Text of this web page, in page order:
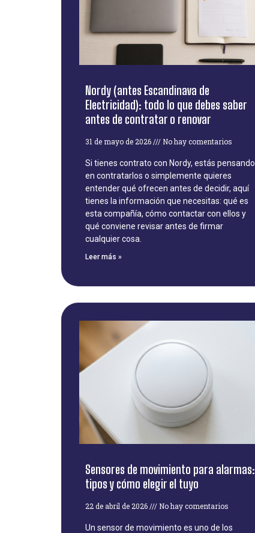
Nordy (antes Escandinava de
Electricidad): todo lo que debes saber
antes de contratar o renovar
31 de mayo de 2026 No hay comentarios
Si tienes contrato con Nordy, estás pensando
en contratarlos o simplemente quieres
entender qué ofrecen antes de decidir, aquí
tienes la información que necesitas: qué es
esta compañía, cómo contactar con ellos y
qué conviene revisar antes de firmar
cualquier cosa.
Leer más »
Sensores de movimiento para alarmas:
tipos y cómo elegir el tuyo
22 de abril de 2026 No hay comentarios
Un sensor de movimiento es uno de los